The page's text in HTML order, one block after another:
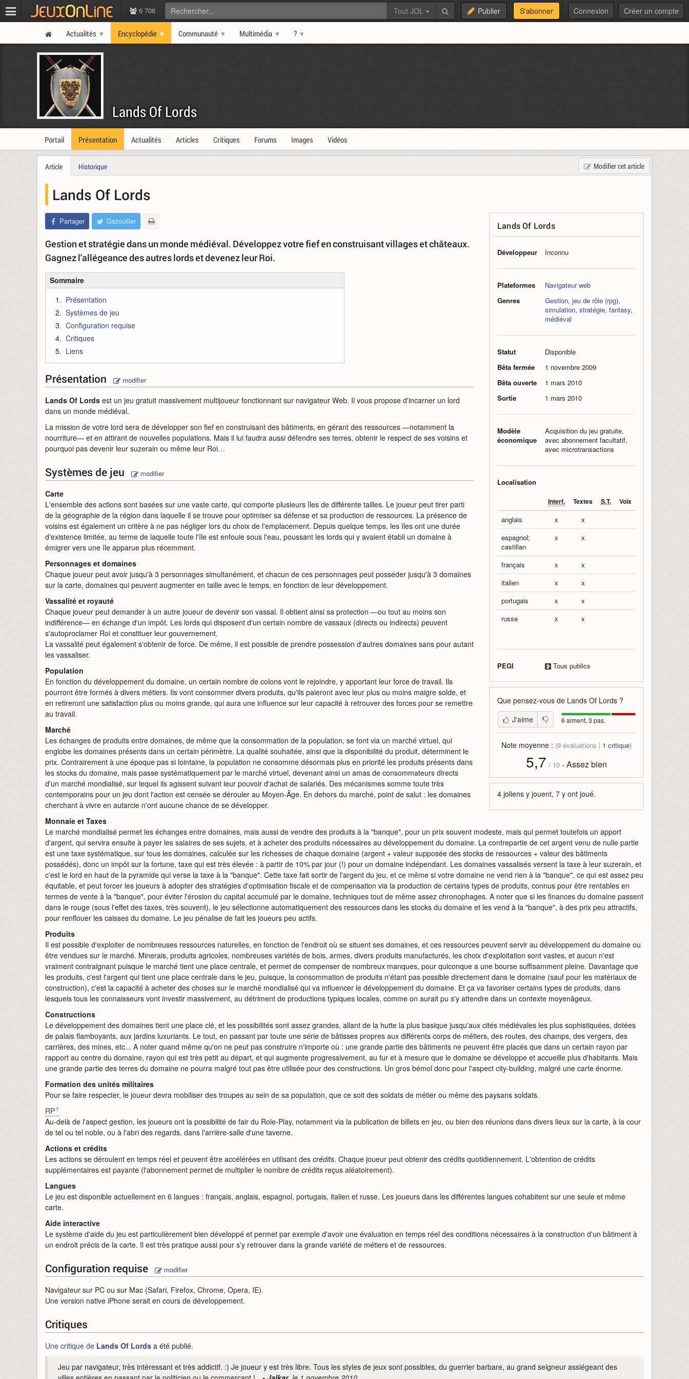
6 706 Tout JOL Publier S'abonner Connexion Créer un compte
Actualités Encyclopédie Communauté Multimédia ?
Lands Of Lords
Portail Présentation Actualités Articles Critiques Forums Images Vidéos
Modifier cet article
Article Historique
Lands Of Lords
Lands Of Lords
Développeur Inconnu
Plateformes
Navigateur web
Genres
Gestion, jeu de rôle (rpg),
simulation, stratégie, fantasy,
médiéval
Statut
Disponible
Bêta fermée
1 novembre 2009
Bêta ouverte
1 mars 2010
Sortie
1 mars 2010
Modèle
économique
Acquisition du jeu gratuite,
avec abonnement facultatif,
avec microtransactions
Localisation
Interf. Textes S.T. Voix
anglais x
x
espagnol;
castillan
x x
français x
x
italien
x
x
portugais
x
x
russe
x x
PEGI Tous publics
Que pensez-vous de Lands Of Lords ?
6 aiment, 3 pas.
J'aime
Note moyenne : (9 évaluations | 1 critique)
5,7 / 10 - Assez bien
4 joliens y jouent, 7 y ont joué.
Partager Gazouiller
Gestion et stratégie dans un monde médiéval. Développez votre fief en construisant villages et châteaux.
Gagnez l'allégeance des autres lords et devenez leur Roi.
Sommaire
Présentation
Systèmes de jeu
Configuration requise
Critiques
Liens
Présentation modifier
Lands Of Lords est un jeu gratuit massivement multijoueur fonctionnant sur navigateur Web. Il vous propose d'incarner un lord
dans un monde médiéval.
La mission de votre lord sera de développer son fief en construisant des bâtiments, en gérant des ressources —notamment la
nourriture— et en attirant de nouvelles populations. Mais il lui faudra aussi défendre ses terres, obtenir le respect de ses voisins et
pourquoi pas devenir leur suzerain ou même leur Roi…
Systèmes de jeu modifier
Carte
L'ensemble des actions sont basées sur une vaste carte, qui comporte plusieurs îles de différente tailles. Le joueur peut tirer parti
de la géographie de la région dans laquelle il se trouve pour optimiser sa défense et sa production de ressources. La présence de
voisins est également un critère à ne pas négliger lors du choix de l'emplacement. Depuis quelque temps, les îles ont une durée
d'existence limitée, au terme de laquelle toute l'île est enfouie sous l'eau, poussant les lords qui y avaient établi un domaine à
émigrer vers une île apparue plus récemment.
Personnages et domaines
Chaque joueur peut avoir jusqu'à 3 personnages simultanément, et chacun de ces personnages peut posséder jusqu'à 3 domaines
sur la carte, domaines qui peuvent augmenter en taille avec le temps, en fonction de leur développement.
Vassalité et royauté
Chaque joueur peut demander à un autre joueur de devenir son vassal. Il obtient ainsi sa protection —ou tout au moins son
indifférence— en échange d'un impôt. Les lords qui disposent d'un certain nombre de vassaux (directs ou indirects) peuvent
s'autoproclamer Roi et constituer leur gouvernement.
La vassalité peut également s'obtenir de force. De même, il est possible de prendre possession d'autres domaines sans pour autant
les vassaliser.
Population
En fonction du développement du domaine, un certain nombre de colons vont le rejoindre, y apportant leur force de travail. Ils
pourront être formés à divers métiers. Ils vont consommer divers produits, qu'ils paieront avec leur plus ou moins maigre solde, et
en retireront une satisfaction plus ou moins grande, qui aura une influence sur leur capacité à retrouver des forces pour se remettre
au travail.
Marché
Les échanges de produits entre domaines, de même que la consommation de la population, se font via un marché virtuel, qui
englobe les domaines présents dans un certain périmètre. La qualité souhaitée, ainsi que la disponibilité du produit, déterminent le
prix. Contrairement à une époque pas si lointaine, la population ne consomme désormais plus en priorité les produits présents dans
les stocks du domaine, mais passe systématiquement par le marché virtuel, devenant ainsi un amas de consommateurs directs
d'un marché mondialisé, sur lequel ils agissent suivant leur pouvoir d'achat de salariés. Des mécanismes somme toute très
contemporains pour un jeu dont l'action est censée se dérouler au Moyen-Âge. En dehors du marché, point de salut : les domaines
cherchant à vivre en autarcie n'ont aucune chance de se développer.
Monnaie et Taxes
Le marché mondialisé permet les échanges entre domaines, mais aussi de vendre des produits à la "banque", pour un prix souvent modeste, mais qui permet toutefois un apport
d'argent, qui servira ensuite à payer les salaires de ses sujets, et à acheter des produits nécessaires au développement du domaine. La contrepartie de cet argent venu de nulle partie
est une taxe systématique, sur tous les domaines, calculée sur les richesses de chaque domaine (argent + valeur supposée des stocks de ressources + valeur des bâtiments
possédés), donc un impôt sur la fortune, taxe qui est très élevée : à partir de 10% par jour (!) pour un domaine indépendant. Les domaines vassalisés versent la taxe à leur suzerain, et
c'est le lord en haut de la pyramide qui verse la taxe à la "banque". Cette taxe fait sortir de l'argent du jeu, et ce même si votre domaine ne vend rien à la "banque", ce qui est assez peu
équitable, et peut forcer les joueurs à adopter des stratégies d'optimisation fiscale et de compensation via la production de certains types de produits, connus pour être rentables en
termes de vente à la "banque", pour éviter l'érosion du capital accumulé par le domaine, techniques tout de même assez chronophages. A noter que si les finances du domaine passent
dans le rouge (sous l'effet des taxes, très souvent), le jeu sélectionne automatiquement des ressources dans les stocks du domaine et les vend à la "banque", à des prix peu attractifs,
pour renflouer les caisses du domaine. Le jeu pénalise de fait les joueurs peu actifs.
Produits
Il est possible d'exploiter de nombreuses ressources naturelles, en fonction de l'endroit où se situent ses domaines, et ces ressources peuvent servir au développement du domaine ou
être vendues sur le marché. Minerais, produits agricoles, nombreuses variétés de bois, armes, divers produits manufacturés, les choix d'exploitation sont vastes, et aucun n'est
vraiment contraignant puisque le marché tient une place centrale, et permet de compenser de nombreux manques, pour quiconque a une bourse suffisamment pleine. Davantage que
les produits, c'est l'argent qui tient une place centrale dans le jeu, puisque, la consommation de produits n'étant pas possible directement dans le domaine (sauf pour les matériaux de
construction), c'est la capacité à acheter des choses sur le marché mondialisé qui va influencer le développement du domaine. Et ça va favoriser certains types de produits, dans
lesquels tous les connaisseurs vont investir massivement, au détriment de productions typiques locales, comme on aurait pu s'y attendre dans un contexte moyenâgeux.
Constructions
Le développement des domaines tient une place clé, et les possibilités sont assez grandes, allant de la hutte la plus basique jusqu'aux cités médiévales les plus sophistiquées, dotées
de palais flamboyants, aux jardins luxuriants. Le tout, en passant par toute une série de bâtisses propres aux différents corps de métiers, des routes, des champs, des vergers, des
carrières, des mines, etc... A noter quand même qu'on ne peut pas construire n'importe où : une grande partie des bâtiments ne peuvent être placés que dans un certain rayon par
rapport au centre du domaine, rayon qui est très petit au départ, et qui augmente progressivement, au fur et à mesure que le domaine se développe et accueille plus d'habitants. Mais
une grande partie des terres du domaine ne pourra malgré tout pas être utilisée pour des constructions. Un gros bémol donc pour l'aspect city-building, malgré une carte énorme.
Formation des unités militaires
Pour se faire respecter, le joueur devra mobiliser des troupes au sein de sa population, que ce soit des soldats de métier ou même des paysans soldats.
RP
Au-delà de l'aspect gestion, les joueurs ont la possibilité de fair du Role-Play, notamment via la publication de billets en jeu, ou bien des réunions dans divers lieux sur la carte, à la cour
de tel ou tel noble, ou à l'abri des regards, dans l'arrière-salle d'une taverne.
Actions et crédits
Les actions se déroulent en temps réel et peuvent être accélérées en utilisant des crédits. Chaque joueur peut obtenir des crédits quotidiennement. L'obtention de crédits
supplémentaires est payante (l'abonnement permet de multiplier le nombre de crédits reçus aléatoirement).
Langues
Le jeu est disponible actuellement en 6 langues : français, anglais, espagnol, portugais, italien et russe. Les joueurs dans les différentes langues cohabitent sur une seule et même
carte.
Aide interactive
Le système d'aide du jeu est particulièrement bien développé et permet par exemple d'avoir une évaluation en temps réel des conditions nécessaires à la construction d'un bâtiment à
un endroit précis de la carte. Il est très pratique aussi pour s'y retrouver dans la grande variété de métiers et de ressources.
Configuration requise modifier
Navigateur sur PC ou sur Mac (Safari, Firefox, Chrome, Opera, IE).
Une version native iPhone serait en cours de développement.
Critiques
Une critique de Lands Of Lords a été publié.
Jeu par navigateur, très intéressant et très addictif. :) Je joueur y est très libre. Tous les styles de jeux sont possibles, du guerrier barbare, au grand seigneur assiégeant des